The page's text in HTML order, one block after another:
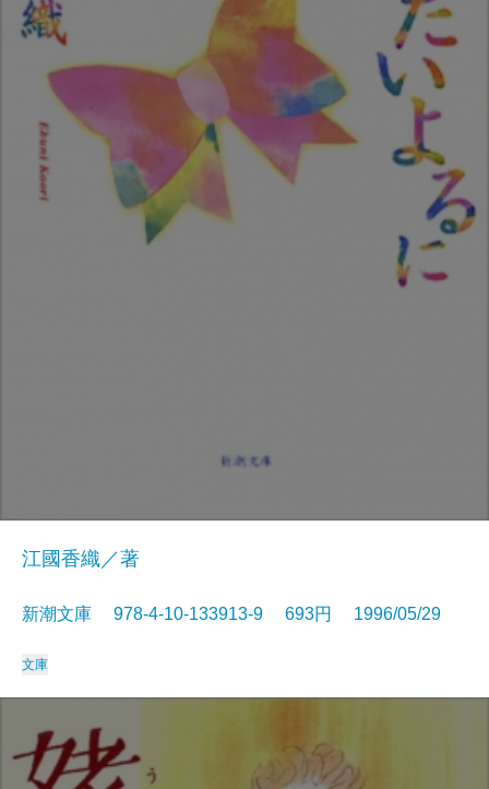
江國香織／著
新潮文庫 978-4-10-133913-9 693円 1996/05/29
文庫